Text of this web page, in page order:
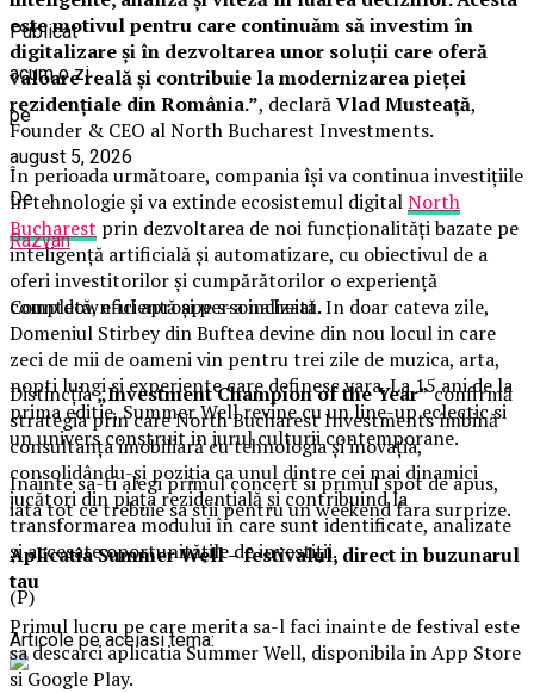
este motivul pentru care continuăm să investim în
digitalizare și în dezvoltarea unor soluții care oferă
valoare reală și contribuie la modernizarea pieței
rezidențiale din România.”, declarăVlad Musteață,
Founder & CEO al North Bucharest Investments.
În perioada următoare, compania își va continua investițiile
în tehnologie și va extinde ecosistemul digitalNorth
Bucharest prin dezvoltarea de noi funcționalități bazate pe
inteligență artificială și automatizare, cu obiectivul de a
oferi investitorilor și cumpărătorilor o experiență
completă, eficientă și personalizată.
Distincția„Investment Champion of the Year”confirmă
strategia prin care North Bucharest Investments îmbină
consultanța imobiliară cu tehnologia și inovația,
consolidându-și poziția ca unul dintre cei mai dinamici
jucători din piața rezidențială și contribuind la
transformarea modului în care sunt identificate, analizate
și accesate oportunitățile de investiții.
(P)
Articole pe aceiasi tema:
Publicat
acum o zi
pe
august 5, 2026
De
Razvan
Countdown-ul aproape s-a incheiat. In doar cateva zile,
Domeniul Stirbey din Buftea devine din nou locul in care
zeci de mii de oameni vin pentru trei zile de muzica, arta,
nopti lungi si experiente care definesc vara. La 15 ani de la
prima editie, Summer Well revine cu un line-up eclectic si
un univers construit in jurul culturii contemporane.
Inainte sa-ti alegi primul concert si primul spot de apus,
iata tot ce trebuie sa stii pentru un weekend fara surprize.
Aplicatia Summer Well– festivalul, direct in buzunarul
tau
Primul lucru pe care merita sa-l faci inainte de festival este
sa descarci aplicatia Summer Well, disponibila in App Store
si Google Play.